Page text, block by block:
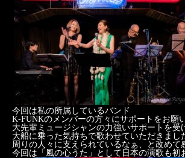
今回は私の所属しているバンド
K-FUNKのメンバーの方々にサポートをお願
大先輩ミュージシャンの力強いサポートを受
大船に乗った気持ちで歌わせていただきま
周りの人々に支えられているなぁ、と改めて
今回は「風の心うた」として日本の演歌も初